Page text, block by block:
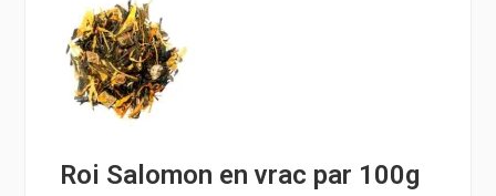
Roi Salomon en vrac par 100g